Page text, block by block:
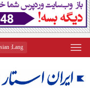
Lang
: Persian